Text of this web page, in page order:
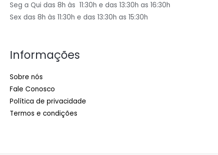
Seg a Qui das 8h às 11:30h e das 13:30h as 16:30h
Sex das 8h às 11:30h e das 13:30h as 15:30h
Informações
Sobre nós
Fale Conosco
Política de privacidade
Termos e condições